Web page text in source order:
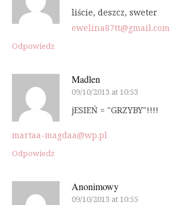
liście, deszcz, sweter
ewelina87tt@gmail.com
Odpowiedz
Madlen
09/10/2013 at 10:53
jESIEŃ = "GRZYBY"!!!!
martaa-magdaa@wp.pl
Odpowiedz
Anonimowy
09/10/2013 at 10:55